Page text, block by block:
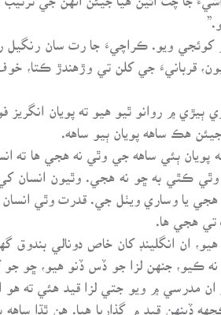
ويو. ڪراچيءَ جا رت سان رنگيل
قربانيءَ جي کلن تي وڙهندڙ ڪتا، خوف،
۾ روانو ٿيو هيو ته پويان
هڪ ساهه پويان ٻيو ساهه.
ٻئي ساهه جي وٿي نه هجي ها ته
وٿي ڪٿي به ڇو نه هجي. وٿيون انسان
يا وساري ويٺل جي. قدرت وٿي انسان
تي هجي ها.
ان انگلينڊ کان خاص دونالي بندوق
ڪيو، جنهن لزا جو ڏس ڏنو هيو، ڇو
ان مدرسي ۾ ويو جتي لزا قيد هئي ته
قيد ۾ گذاريا هيا. هن ٿڌا ساهه